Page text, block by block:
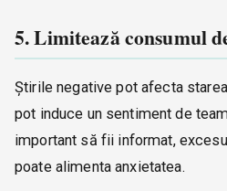
5. Limitează consumul
Știrile negative pot afecta
pot induce un sentiment de
important să fii informat,
poate alimenta anxietatea.